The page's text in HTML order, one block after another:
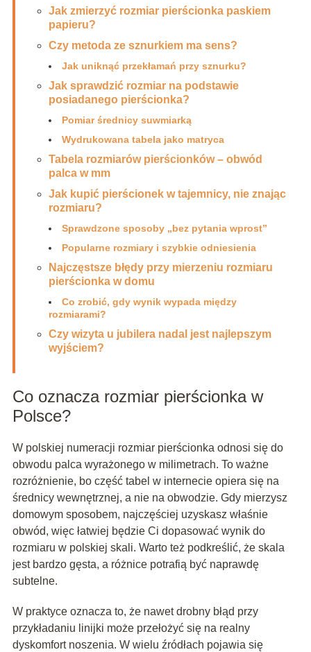
Jak zmierzyć rozmiar pierścionka paskiem
papieru?
Czy metoda ze sznurkiem ma sens?
Jak uniknąć przekłamań przy sznurku?
Jak sprawdzić rozmiar na podstawie
posiadanego pierścionka?
Pomiar średnicy suwmiarką
Wydrukowana tabela jako matryca
Tabela rozmiarów pierścionków – obwód
palca w mm
Jak kupić pierścionek w tajemnicy, nie znając
rozmiaru?
Sprawdzone sposoby „bez pytania wprost”
Popularne rozmiary i szybkie odniesienia
Najczęstsze błędy przy mierzeniu rozmiaru
pierścionka w domu
Co zrobić, gdy wynik wypada między
rozmiarami?
Czy wizyta u jubilera nadal jest najlepszym
wyjściem?
Co oznacza rozmiar pierścionka w
Polsce?
W polskiej numeracji rozmiar pierścionka odnosi się do
obwodu palca wyrażonego w milimetrach. To ważne
rozróżnienie, bo część tabel w internecie opiera się na
średnicy wewnętrznej, a nie na obwodzie. Gdy mierzysz
domowym sposobem, najczęściej uzyskasz właśnie
obwód, więc łatwiej będzie Ci dopasować wynik do
rozmiaru w polskiej skali. Warto też podkreślić, że skala
jest bardzo gęsta, a różnice potrafią być naprawdę
subtelne.
W praktyce oznacza to, że nawet drobny błąd przy
przykładaniu linijki może przełożyć się na realny
dyskomfort noszenia. W wielu źródłach pojawia się